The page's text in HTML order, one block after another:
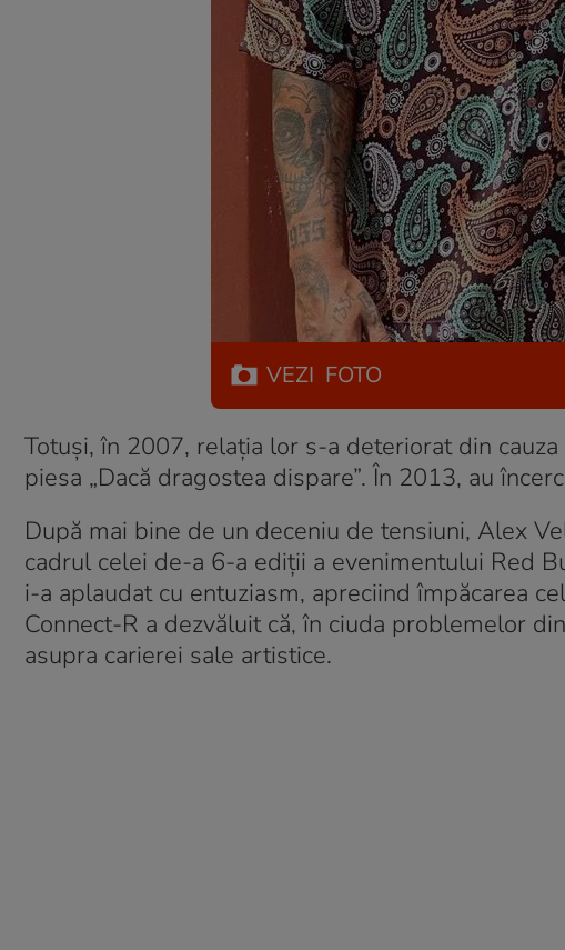
VEZI FOTO
Totuși, în 2007, relația lor s-a deteriorat din
piesa „Dacă dragostea dispare”. În 2013, au
După mai bine de un deceniu de tensiuni, Alex
cadrul celei de-a 6-a ediții a evenimentului Red
i-a aplaudat cu entuziasm, apreciind împăcarea
Connect-R a dezvăluit că, în ciuda problemelor
asupra carierei sale artistice.